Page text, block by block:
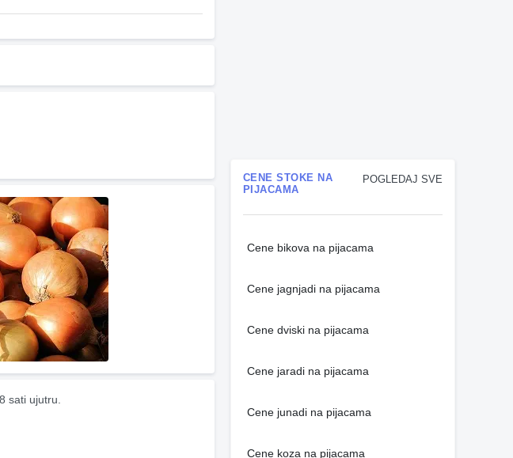
sati ujutru.
POGLEDAJ SVE
CENE STOKE NA
PIJACAMA
Cene bikova na pijacama
Cene jagnjadi na pijacama
Cene dviski na pijacama
Cene jaradi na pijacama
Cene junadi na pijacama
Cene koza na pijacama